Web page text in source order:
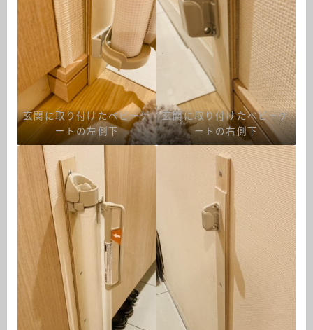
玄関に取り付けたベビーゲ
ートの左側下
玄関に取り付けたベビーゲ
ートの右側下